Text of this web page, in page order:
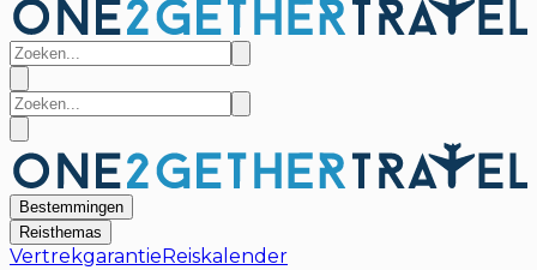
Bestemmingen
Reisthemas
Vertrekgarantie Reiskalender